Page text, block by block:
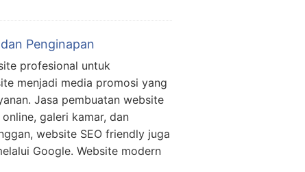
Penginapan
profesional untuk
menjadi media promosi yang
Jasa pembuatan website
galeri kamar, dan
website SEO friendly juga
Google. Website modern